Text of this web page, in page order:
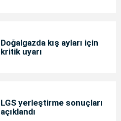
Doğalgazda kış ayları için
kritik uyarı
LGS yerleştirme sonuçları
açıklandı